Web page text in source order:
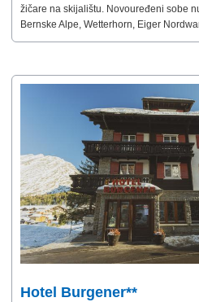
žičare na skijalištu. Novouređeni sobe
Bernske Alpe, Wetterhorn, Eiger
Hotel Burgener**